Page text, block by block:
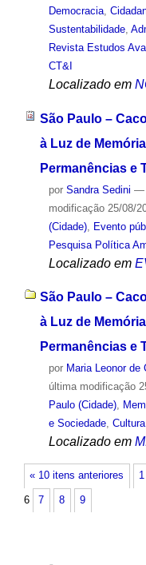
Democracia,
Sustentabilidade,
Revista Estudos
CT&I
Localizado em
São Paulo –
à Luz de
Permanências e
por Sandra Sedini —
modificação25/08/
(Cidade), Evento
Pesquisa Política
Localizado em
São Paulo –
à Luz de
Permanências e
por Maria Leonor de
última modificação
Paulo (Cidade),
e Sociedade,
Localizado em
« 10 itens anteriores 1
6 7 8 9